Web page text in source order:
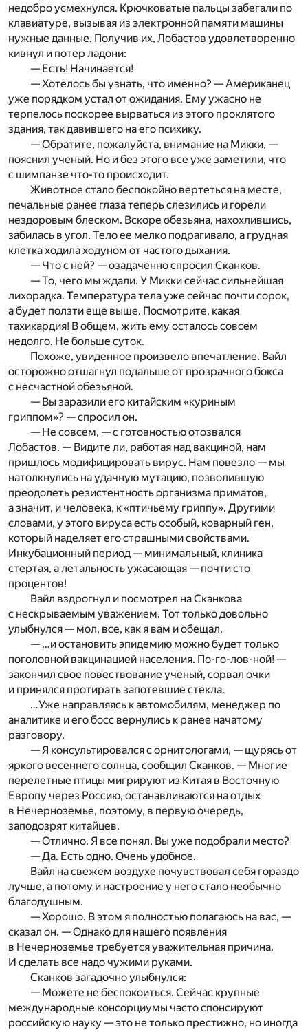
недобро усмехнулся. Крючковатые пальцы забегали по
клавиатуре, вызывая из электронной памяти машины
нужные данные. Получив их, Лобастов удовлетворенно
кивнул и потер ладони:
— Есть! Начинается!
— Хотелось бы узнать, что именно? — Американец
уже порядком устал от ожидания. Ему ужасно не
терпелось поскорее вырваться из этого проклятого
здания, так давившего на его психику.
— Обратите, пожалуйста, внимание на Микки, —
пояснил ученый. Но и без этого все уже заметили, что
с шимпанзе что-то происходит.
Животное стало беспокойно вертеться на месте,
печальные ранее глаза теперь слезились и горели
нездоровым блеском. Вскоре обезьяна, нахохлившись,
забилась в угол. Тело ее мелко подрагивало, а грудная
клетка ходила ходуном от частого дыхания.
— Что с ней? — озадаченно спросил Сканков.
— То, чего мы ждали. У Микки сейчас сильнейшая
лихорадка. Температура тела уже сейчас почти сорок,
а будет ползти еще выше. Посмотрите, какая
тахикардия! В общем, жить ему осталось совсем
недолго. Не больше суток.
Похоже, увиденное произвело впечатление. Вайл
осторожно отшагнул подальше от прозрачного бокса
с несчастной обезьяной.
— Вы заразили его китайским «куриным
гриппом»? — спросил он.
— Не совсем, — с готовностью отозвался
Лобастов. — Видите ли, работая над вакциной, нам
пришлось модифицировать вирус. Нам повезло — мы
натолкнулись на удачную мутацию, позволившую
преодолеть резистентность организма приматов,
а значит, и человека, к «птичьему гриппу». Другими
словами, у этого вируса есть особый, коварный ген,
который наделяет его страшными свойствами.
Инкубационный период — минимальный, клиника
стертая, а летальность ужасающая — почти сто
процентов!
Вайл вздрогнул и посмотрел на Сканкова
с нескрываемым уважением. Тот только довольно
улыбнулся — мол, все, как я вам и обещал.
— …и остановить эпидемию можно будет только
поголовной вакцинацией населения. По-го-лов-ной! —
закончил свое повествование ученый, сорвал очки
и принялся протирать запотевшие стекла.
…Уже направляясь к автомобилям, менеджер по
аналитике и его босс вернулись к ранее начатому
разговору.
— Я консультировался с орнитологами, — щурясь от
яркого весеннего солнца, сообщил Сканков. — Многие
перелетные птицы мигрируют из Китая в Восточную
Европу через Россию, останавливаются на отдых
в Нечерноземье, поэтому, в первую очередь,
заподозрят китайцев.
— Отлично. Я все понял. Вы уже подобрали место?
— Да. Есть одно. Очень удобное.
Вайл на свежем воздухе почувствовал себя гораздо
лучше, а потому и настроение у него стало необычно
благодушным.
— Хорошо. В этом я полностью полагаюсь на вас, —
сказал он. — Однако для нашего появления
в Нечерноземье требуется уважительная причина.
И сделать все надо чужими руками.
Сканков загадочно улыбнулся:
— Можете не беспокоиться. Сейчас крупные
международные консорциумы часто спонсируют
российскую науку — это не только престижно, но иногда